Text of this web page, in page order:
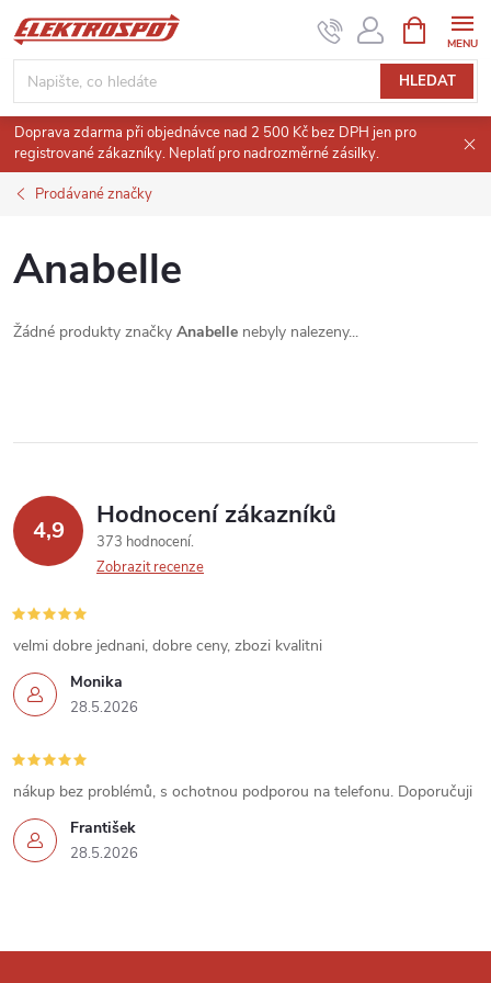
Přejít
na
obsah
HLEDAT
NÁKUPNÍ
KOŠÍK
Doprava zdarma při objednávce nad 2 500 Kč bez DPH jen pro
registrované zákazníky. Neplatí pro nadrozměrné zásilky.
Prodávané značky
Anabelle
Žádné produkty značky Anabelle nebyly nalezeny...
4,9 Hodnocení zákazníků
373 hodnocení
Zobrazit recenze
Monika
28.5.2026
velmi dobre jednani, dobre ceny, zbozi kvalitni
František
28.5.2026
nákup bez problémů, s ochotnou podporou na telefonu. Doporučuji